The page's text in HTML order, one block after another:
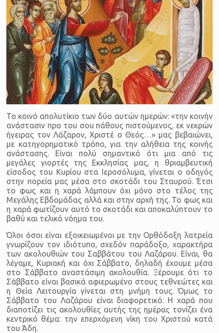
Το κοινό απολυτίκιο των δύο αυτών ημερών: «την κοινήν
ανάστασιν προ του σου πάθους πιστούμενος, εκ νεκρών
ήγειρας τον Λάζαρον, Χριστέ ο Θεός…» μας βεβαιώνει,
με κατηγορηματικό τρόπο, για την αλήθεια της κοινής
ανάστασης. Είναι πολύ σημαντικό ότι μια από τις
μεγάλες γιορτές της Εκκλησίας μας, η θριαμβευτική
είσοδος του Κυρίου στα Ιεροσόλυμα, γίνεται ο οδηγός
στην πορεία μας μέσα στο σκοτάδι του Σταυρού. Έτσι
το φως και η χαρά λάμπουν όχι μόνο στο τέλος της
Μεγάλης Εβδομάδας αλλά και στην αρχή της. Το φως και
η χαρά φωτίζουν αυτό το σκοτάδι και αποκαλύπτουν το
βαθύ και τελικό νόημα του.
Όλοι όσοι είναι εξοικειωμένοι με την Ορθόδοξη λατρεία
γνωρίζουν τον ιδιότυπο, σχεδόν παράδοξο, χαρακτήρα
των ακολουθιών του Σαββάτου του Λαζάρου. Είναι, θα
λέγαμε, Κυριακή και όχι Σάββατο, δηλαδή έχουμε μέσα
στο Σάββατο αναστάσιμη ακολουθία. Ξέρουμε ότι το
Σάββατο είναι βασικά αφιερωμένο στους τεθνεώτες και
η Θεία Λειτουργία γίνεται στη μνήμη τους. Όμως το
Σάββατο του Λαζάρου είναι διαφορετικό. Η χαρά που
διαποτίζει τις ακολουθίες αυτής της ημέρας τονίζει ένα
κεντρικό θέμα: την επερχόμενη νίκη του Χριστού κατά
του Άδη.